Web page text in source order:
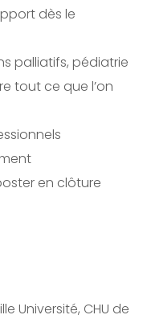
dès le
palliatifs, pédiatrie
tout ce que l’on
en clôture
Université, CHU de